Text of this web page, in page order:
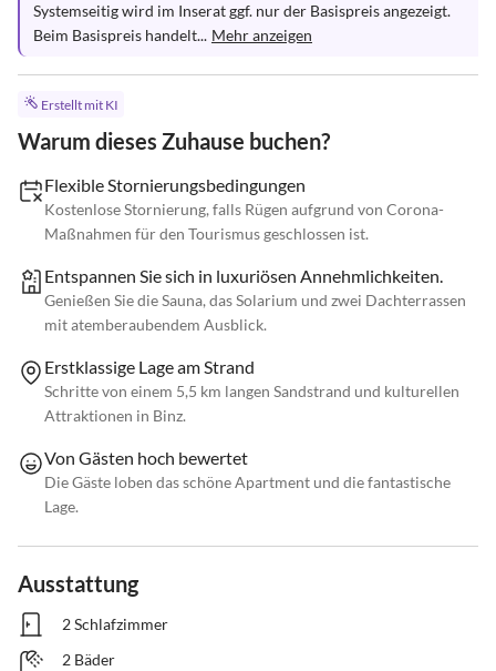
Systemseitig wird im Inserat ggf. nur der Basispreis angezeigt.
Beim Basispreis handelt... Mehr anzeigen
Erstellt mit KI
Warum dieses Zuhause buchen?
Flexible Stornierungsbedingungen
Kostenlose Stornierung, falls Rügen aufgrund von Corona-
Maßnahmen für den Tourismus geschlossen ist.
Entspannen Sie sich in luxuriösen Annehmlichkeiten.
Genießen Sie die Sauna, das Solarium und zwei Dachterrassen
mit atemberaubendem Ausblick.
Erstklassige Lage am Strand
Schritte von einem 5,5 km langen Sandstrand und kulturellen
Attraktionen in Binz.
Von Gästen hoch bewertet
Die Gäste loben das schöne Apartment und die fantastische
Lage.
Ausstattung
2 Schlafzimmer
2 Bäder